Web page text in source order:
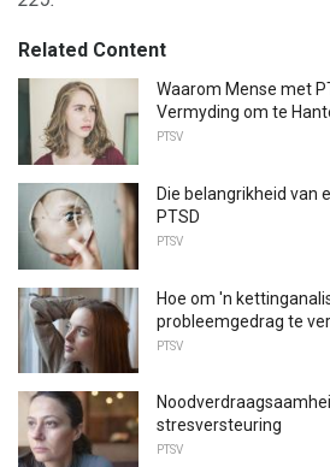
Related Content
Waarom Mense met
Vermyding om te
PTSV
Die belangrikheid van
PTSD
PTSV
Hoe om 'n
probleemgedrag te
PTSV
stresversteuring
PTSV